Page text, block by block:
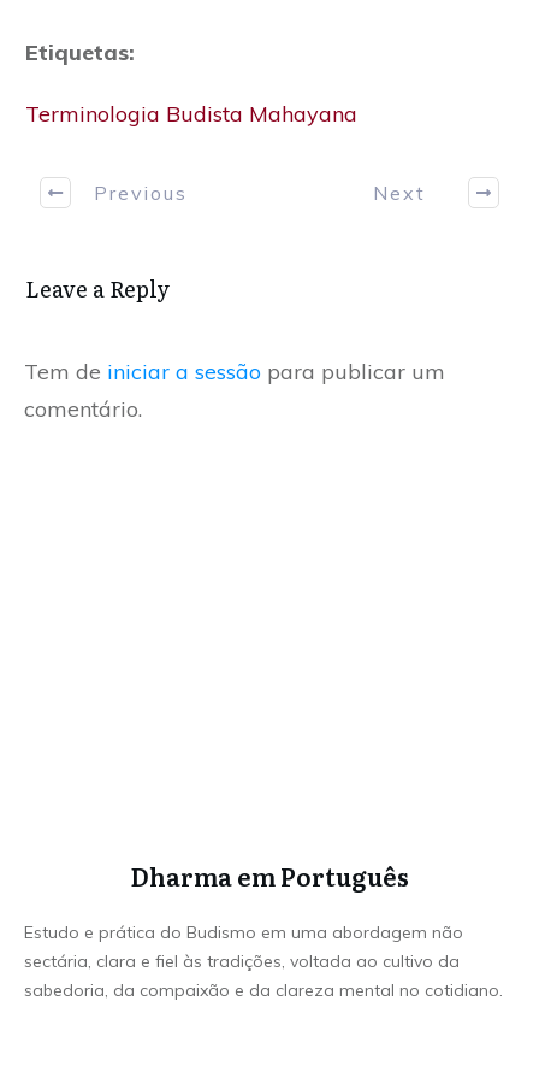
Etiquetas:
Terminologia Budista Mahayana
Previous Next
Leave a Reply
Tem de iniciar a sessão para publicar um
comentário.
Dharma em Português
Estudo e prática do Budismo em uma abordagem não
sectária, clara e fiel às tradições, voltada ao cultivo da
sabedoria, da compaixão e da clareza mental no cotidiano.